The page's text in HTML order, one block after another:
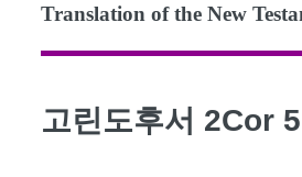
Translation of the New
고린도후서 2Cor 5